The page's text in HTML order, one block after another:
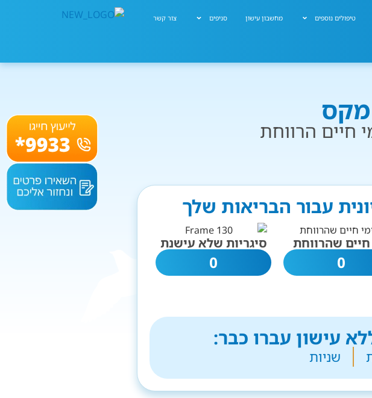
טיפולים נוספים מחשבון עישון סניפים צור קשר
חיים הרווחת
עבור הבריאות שלך
חיים שהרווחת
0
סיגריות שלא עישנת
0
עישון עברו כבר:
שניות